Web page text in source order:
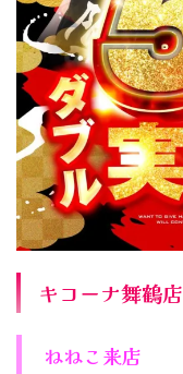
キコーナ舞鶴店
ねねこ来店